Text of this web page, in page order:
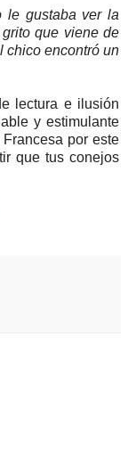
le gustaba ver la
que viene de
chico encontró un
lectura e ilusión
y estimulante
por este
que tus conejos